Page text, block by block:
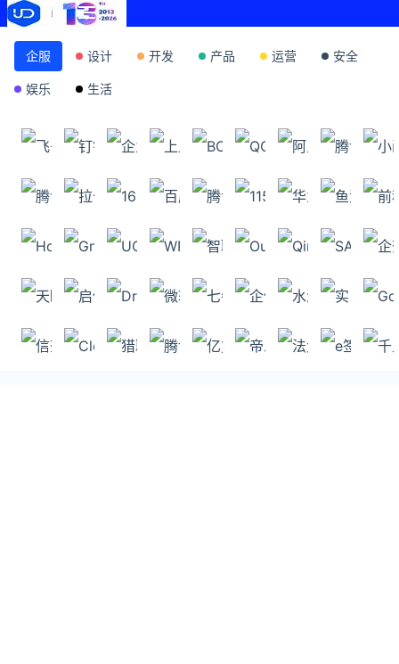
企服 设计 开发 产品 运营 安全
娱乐 生活
飞书 钉钉 企业微信上上签BOSS直聘
QQ邮箱 阿里云腾讯文
腾讯会议拉勾 163邮箱 百度网盘腾讯云115网盘华为云鱼泡网
HotmailGmail UCloudWPS 智联招聘OutlookQingCloud
SAP
天眼查启信宝Dropbox微软Office
七牛云企信通水滴信用实习僧
信查查 Cloudreve
猎聘网腾讯微云亿方云 帝恩思法大大e签宝